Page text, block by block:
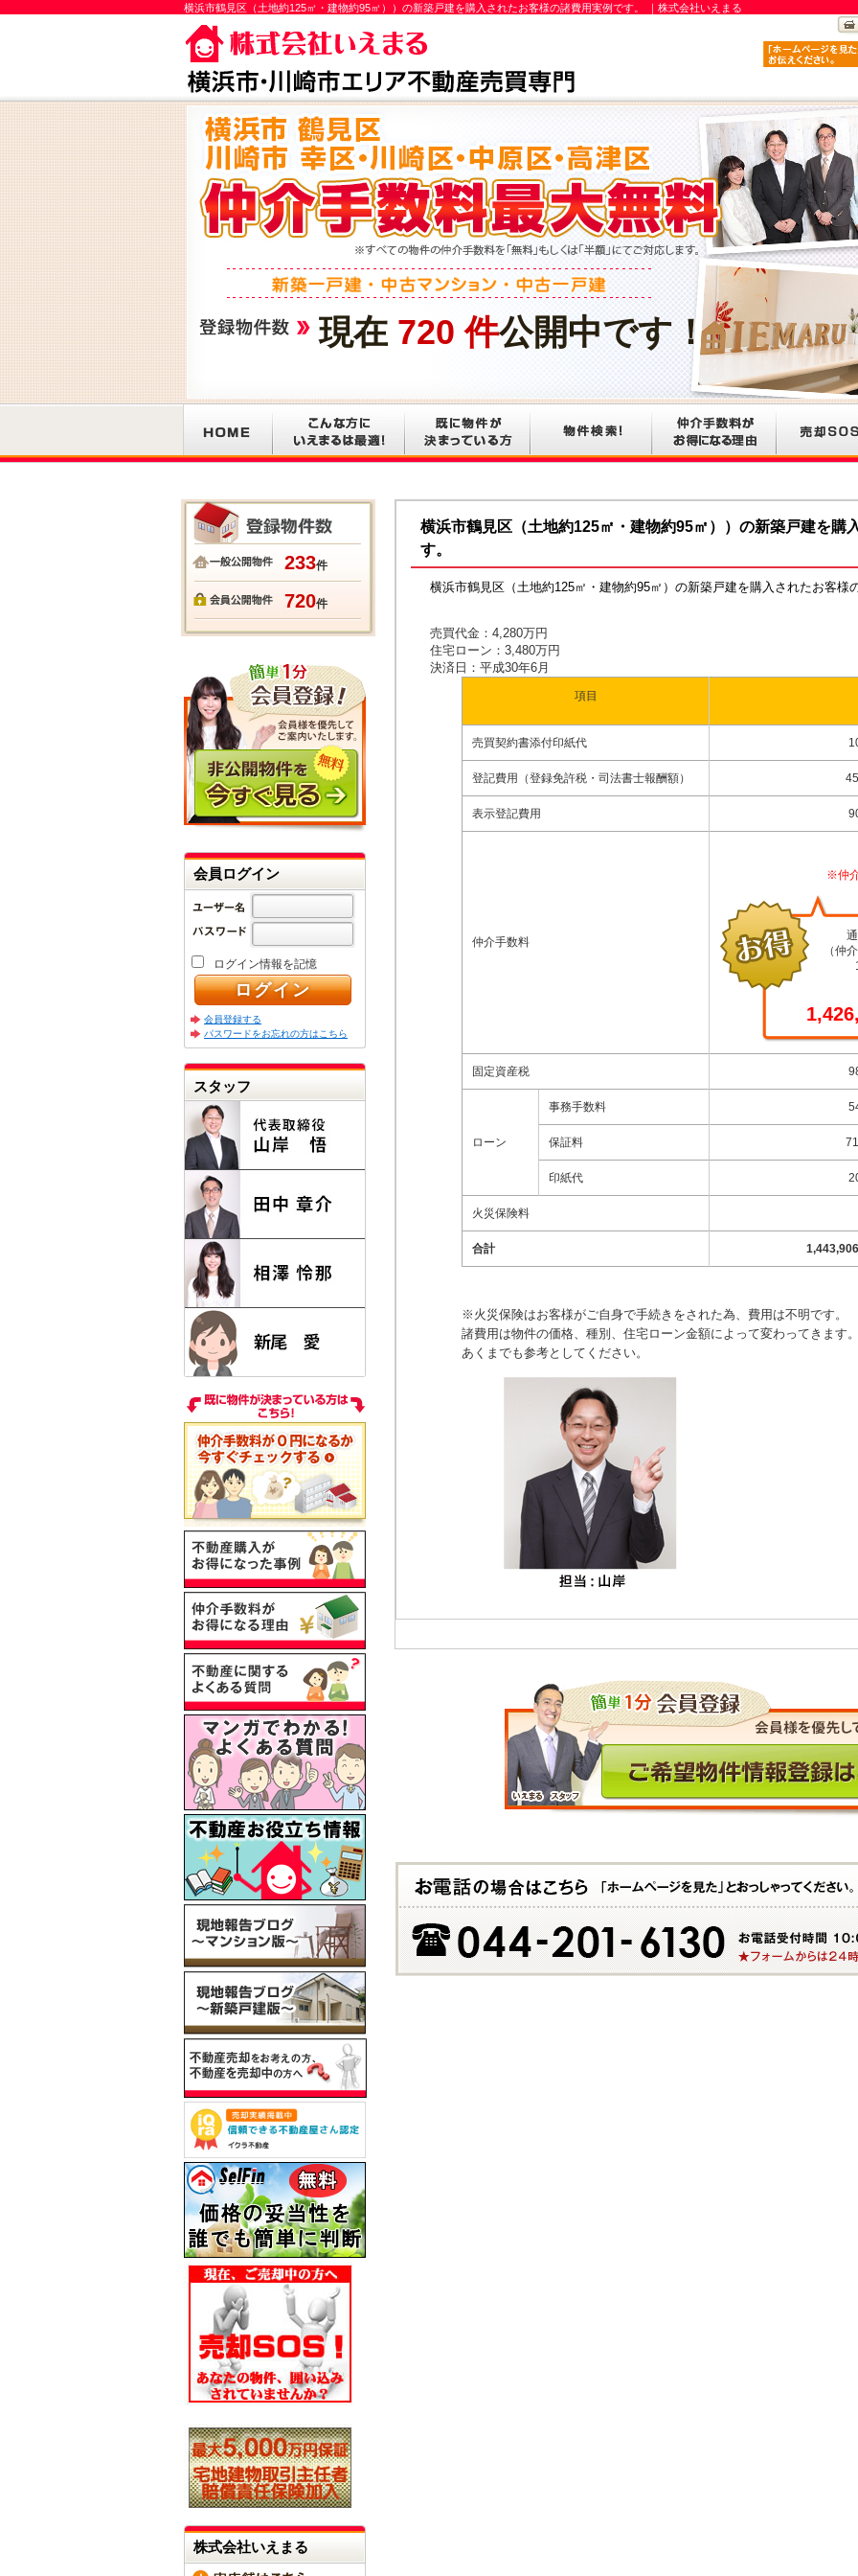
横浜市鶴見区（土地約125㎡・建物約95㎡））の新築戸建を購入されたお客様の諸費用実例です。 ｜株式会社いえまる
現在 720 件公開中です！
横浜市鶴見区（土地約125㎡・建物約95㎡））の新築戸建を購
す。
横浜市鶴見区（土地約125㎡・建物約95㎡）の新築戸建を購入されたお客様
売買代金：4,280万円
住宅ローン：3,480万円
決済日：平成30年6月
項目
売買契約書添付印紙代
登記費用（登録免許税・司法書士報酬額）
表示登記費用
仲介手数料
※仲
（仲
固定資産税
ローン
事務手数料
保証料
印紙代
火災保険料
合計
※火災保険はお客様がご自身で手続きをされた為、費用は不明です。
諸費用は物件の価格、種別、住宅ローン金額によって変わってきます
あくまでも参考としてください。
233件
720件
会員ログイン
ログイン情報を記憶
会員登録する
パスワードをお忘れの方はこちら
スタッフ
株式会社いえまる